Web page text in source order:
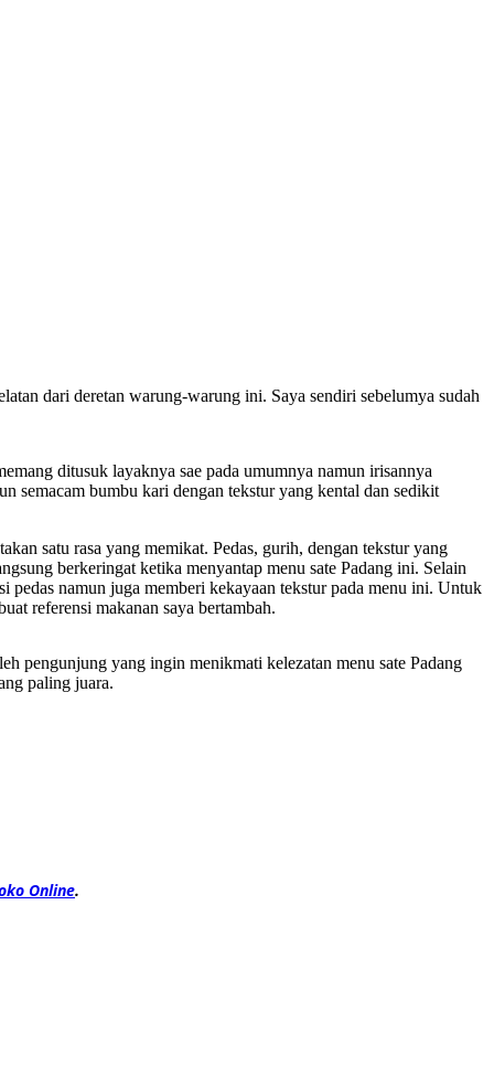
dari deretan warung-warung ini. Saya sendiri sebelumya sudah
ditusuk layaknya sae pada umumnya namun irisannya
semacam bumbu kari dengan tekstur yang kental dan sedikit
satu rasa yang memikat. Pedas, gurih, dengan tekstur yang
berkeringat ketika menyantap menu sate Padang ini. Selain
pedas namun juga memberi kekayaan tekstur pada menu ini. Untuk
referensi makanan saya bertambah.
pengunjung yang ingin menikmati kelezatan menu sate Padang
paling juara.
Online.